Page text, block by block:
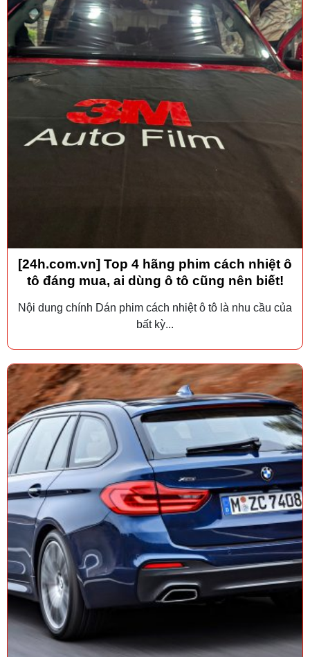
[24h.com.vn] Top 4 hãng phim cách nhiệt ô
tô đáng mua, ai dùng ô tô cũng nên biết!
Nội dung chính Dán phim cách nhiệt ô tô là nhu cầu của
bất kỳ...